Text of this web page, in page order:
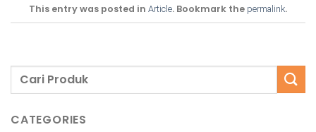
This entry was posted in Article. Bookmark the permalink.
CATEGORIES